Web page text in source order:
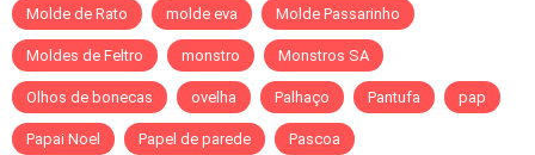
Molde de Rato molde eva Molde Passarinho
Moldes de Feltro monstro Monstros SA
Olhos de bonecas ovelha Palhaço Pantufa pap
Papai Noel Papel de parede Pascoa